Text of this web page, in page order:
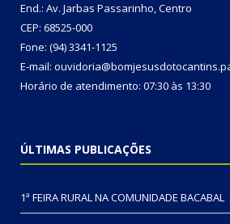
End.: Av. Jarbas Passarinho, Centro
CEP: 68525-000
Fone: (94) 3341-1125
E-mail:
Horário de atendimento: 07:30 às 13:30
ÚLTIMAS PUBLICAÇÕES
1ª FEIRA RURAL NA COMUNIDADE BACABAL